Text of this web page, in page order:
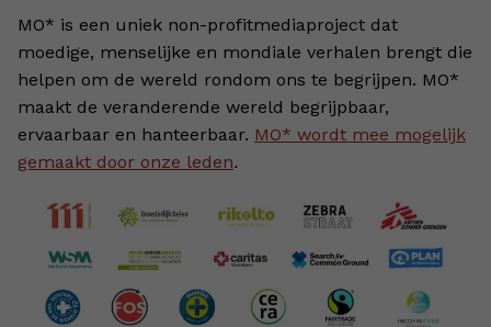
MO* is een uniek non-profitmediaproject dat
moedige, menselijke en mondiale verhalen brengt die
helpen om de wereld rondom ons te begrijpen. MO*
maakt de veranderende wereld begrijpbaar,
ervaarbaar en hanteerbaar. MO* wordt mee mogelijk
gemaakt door onze leden.